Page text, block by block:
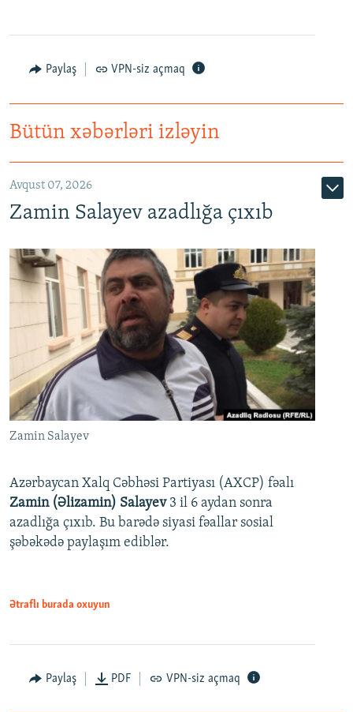
Paylaş VPN-siz açmaq
Bütün xəbərləri izləyin
Avqust 07, 2026
Zamin Salayev azadlığa çıxıb
Zamin Salayev
Azərbaycan Xalq Cəbhəsi Partiyası (AXCP) fəalı
Zamin (Əlizamin) Salayev 3 il 6 aydan sonra
azadlığa çıxıb. Bu barədə siyasi fəallar sosial
şəbəkədə paylaşım ediblər.
Ətraflı burada oxuyun
Paylaş PDF VPN-siz açmaq